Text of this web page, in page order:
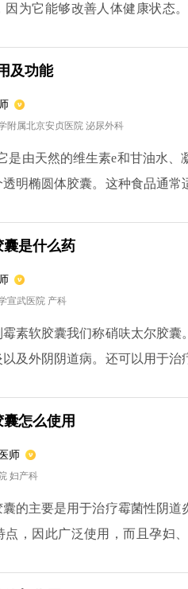
因为它能够改善人体健康状态
及功能
附属北京安贞医院 泌尿外科
是由天然的维生素e和甘油水
透明椭圆体胶囊。这种食品通
是什么药
宣武医院 产科
素软胶囊我们称硝呋太尔胶
及外阴阴道病。还可以用于
，需要连续口服十天。如治疗
太尔过敏者禁用此药。同时在
况此症状会自行消失。
怎么使用
师
妇产科
的主要是用于治疗霉菌性阴
点，因此广泛使用，而且孕妇